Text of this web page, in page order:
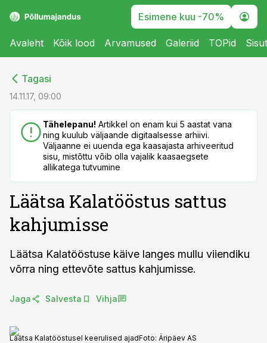
Esimene kuu -70%
Avaleht Kõik lood Arvamused Galeriid TOPid
Tagasi
14.11.17, 09:00
Tähelepanu! Artikkel on enam kui 5 aastat vana
ning kuulub väljaande digitaalsesse arhiivi.
Väljaanne ei uuenda ega kaasajasta arhiveeritud
sisu, mistõttu võib olla vajalik kaasaegsete
allikatega tutvumine
Läätsa Kalatööstus sattus
kahjumisse
Läätsa Kalatööstuse käive langes mullu viiendiku
võrra ning ettevõte sattus kahjumisse.
Jaga Salvesta Vihja
Läätsa Kalatööstusel keerulised ajadFoto: Äripäev AS